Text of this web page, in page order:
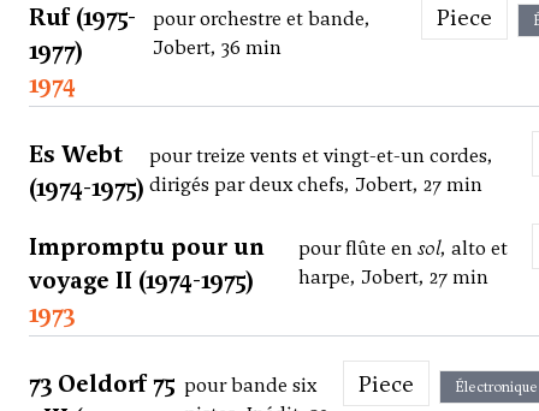
Ruf (1975-
1977)
pour orchestre et bande,
Jobert, 36 min
Piece
1974
Es Webt
(1974-1975)
pour treize vents et vingt-et-un cordes,
dirigés par deux chefs, Jobert, 27 min
Impromptu pour un
voyage II (1974-1975)
pour flûte ensol, alto et
harpe, Jobert, 27 min
1973
73 Oeldorf 75 pour bande six
Piece Électronique